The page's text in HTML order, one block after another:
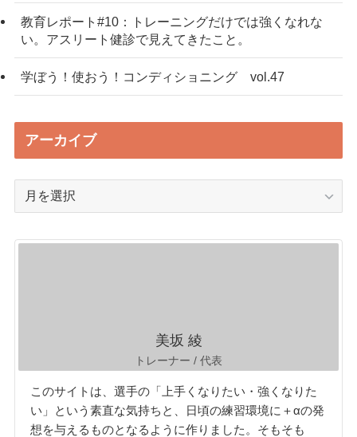
教育レポート#10：トレーニングだけでは強くなれな
い。アスリート健診で見えてきたこと。
学ぼう！使おう！コンディショニング vol.47
アーカイブ
イ
美坂 綾
トレーナー / 代表
このサイトは、選手の「上手くなりたい・強くなりた
い」という素直な気持ちと、日頃の練習環境に＋αの発
想を与えるものとなるように作りました。そもそも